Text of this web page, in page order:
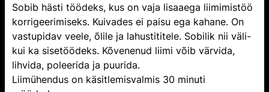
Sobib hästi töödeks, kus on vaja lisaaega liimimistöö
korrigeerimiseks. Kuivades ei paisu ega kahane. On
vastupidav veele, õlile ja lahustititele. Sobilik nii väli-
kui ka sisetöödeks. Kõvenenud liimi võib värvida,
lihvida, poleerida ja puurida.
Liimühendus on käsitlemisvalmis 30 minuti